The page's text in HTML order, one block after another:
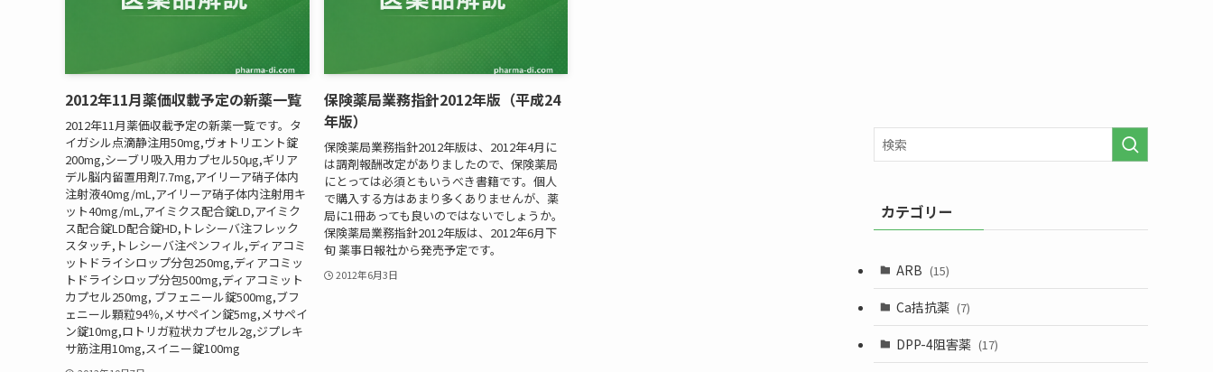
2012年11月薬価収載予定の新薬一覧
2012年11月薬価収載予定の新薬一覧です。タ
イガシル点滴静注用50mg,ヴォトリエント錠
200mg,シーブリ吸入用カプセル50μg,ギリア
デル脳内留置用剤7.7mg,アイリーア硝子体内
注射液40mg/mL,アイリーア硝子体内注射用キ
ット40mg/mL,アイミクス配合錠LD,アイミク
ス配合錠LD配合錠HD,トレシーバ注フレック
スタッチ,トレシーバ注ペンフィル,ディアコミ
ットドライシロップ分包250mg,ディアコミッ
トドライシロップ分包500mg,ディアコミット
カプセル250mg, ブフェニール錠500mg,ブフ
ェニール顆粒94％,メサペイン錠5mg,メサペイ
ン錠10mg,ロトリガ粒状カプセル2g,ジプレキ
サ筋注用10mg,スイニー錠100mg
保険薬局業務指針2012年版（平成24
年版）
保険薬局業務指針2012年版は、2012年4月に
は調剤報酬改定がありましたので、保険薬局
にとっては必須ともいうべき書籍です。個人
で購入する方はあまり多くありませんが、薬
局に1冊あっても良いのではないでしょうか。
保険薬局業務指針2012年版は、2012年6月下
旬 薬事日報社から発売予定です。
2012年6月3日
カテゴリー
ARB (15)
Ca拮抗薬 (7)
DPP-4阻害薬 (17)